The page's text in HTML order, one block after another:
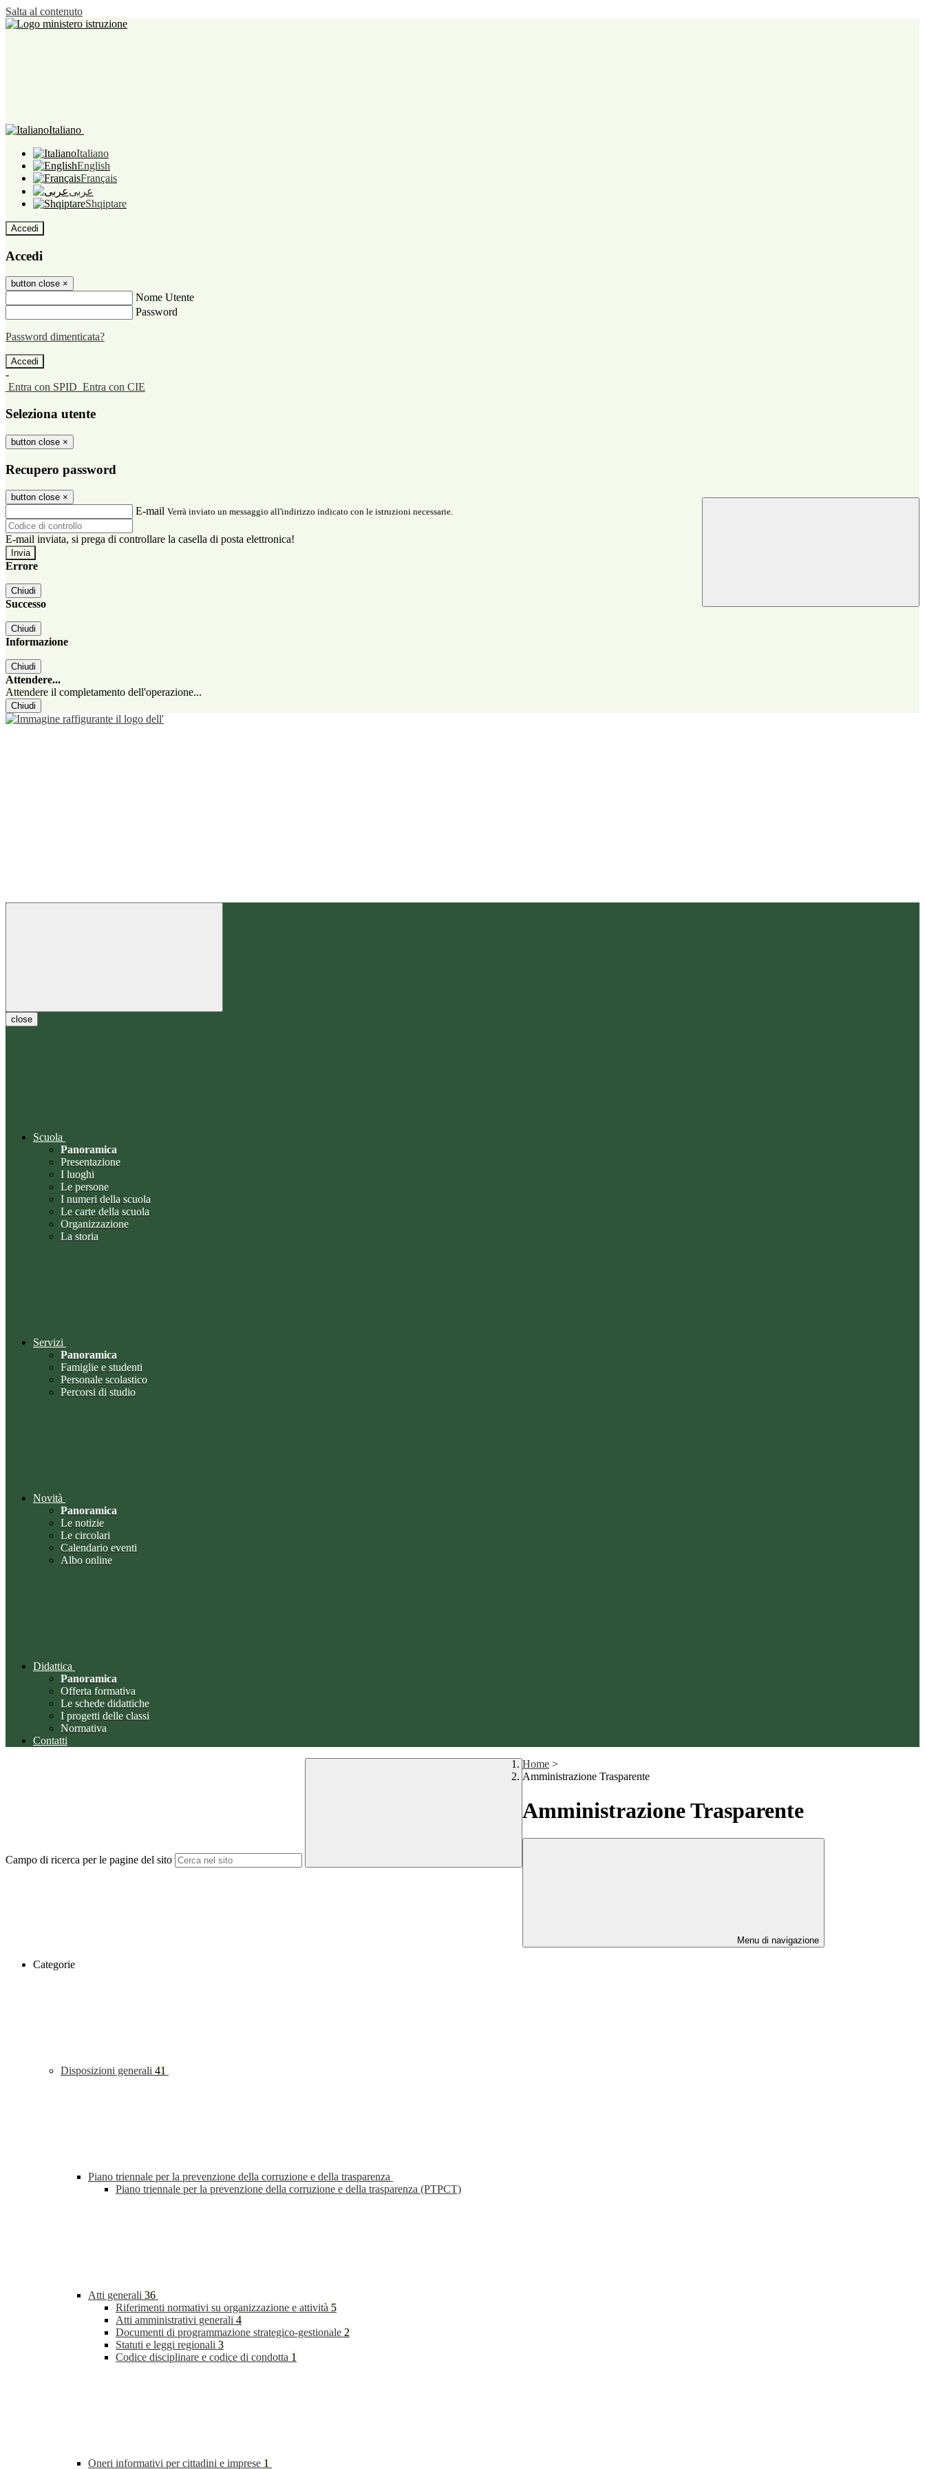
Salta al contenuto
Italiano
Italiano
English
Français
عربى
Shqiptare
Accedi
Accedi
button close ×
Nome Utente
Password
Password dimenticata?
-
Entra con SPID Entra con CIE
Seleziona utente
button close ×
Recupero password
button close ×
E-mail Verrà inviato un messaggio all'indirizzo indicato con le istruzioni necessarie.
E-mail inviata, si prega di controllare la casella di posta elettronica!
Errore
Chiudi
Successo
Chiudi
Informazione
Chiudi
Attendere...
Attendere il completamento dell'operazione...
Chiudi
close
Scuola
Panoramica
Presentazione
I luoghi
Le persone
I numeri della scuola
Le carte della scuola
Organizzazione
La storia
Servizi
Panoramica
Famiglie e studenti
Personale scolastico
Percorsi di studio
Novità
Panoramica
Le notizie
Le circolari
Calendario eventi
Albo online
Didattica
Panoramica
Offerta formativa
Le schede didattiche
I progetti delle classi
Normativa
Contatti
Campo di ricerca per le pagine del sito
Home >
Amministrazione Trasparente
Amministrazione Trasparente
Menu di navigazione
Categorie
Disposizioni generali 41
Piano triennale per la prevenzione della corruzione e della trasparenza
Piano triennale per la prevenzione della corruzione e della trasparenza (PTPCT)
Atti generali 36
Riferimenti normativi su organizzazione e attività 5
Atti amministrativi generali 4
Documenti di programmazione strategico-gestionale 2
Statuti e leggi regionali 3
Codice disciplinare e codice di condotta 1
Oneri informativi per cittadini e imprese 1